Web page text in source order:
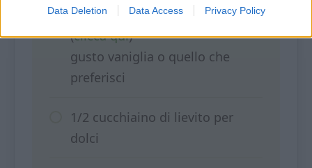
Data Deletion Data Access Privacy Policy
12 g di proteine Whey Iso Zero
(clicca qui) *
gusto vaniglia o quello che
preferisci
1/2 cucchiaino di lievito per
dolci